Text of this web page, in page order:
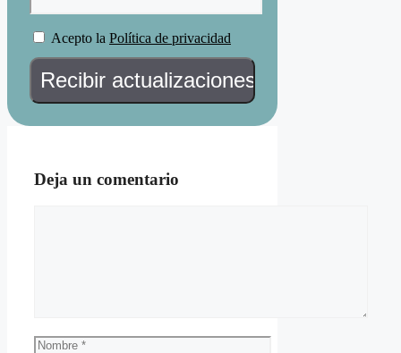
Acepto la Política de privacidad
Deja un comentario
Nombre